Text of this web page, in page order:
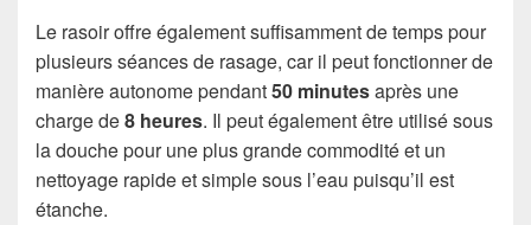
Le rasoir offre également suffisamment de temps pour
plusieurs séances de rasage, car il peut fonctionner de
manière autonome pendant50 minutesaprès une
charge de8 heures. Il peut également être utilisé sous
la douche pour une plus grande commodité et un
nettoyage rapide et simple sous l’eau puisqu’il est
étanche.